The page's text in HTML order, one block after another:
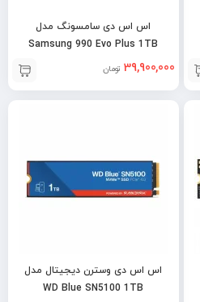
اس اس دی سامسونگ مدل
Samsung 990 Evo Plus 1TB
39,900,000 تومان
اس اس دی وسترن دیجیتال مدل
WD Blue SN5100 1TB